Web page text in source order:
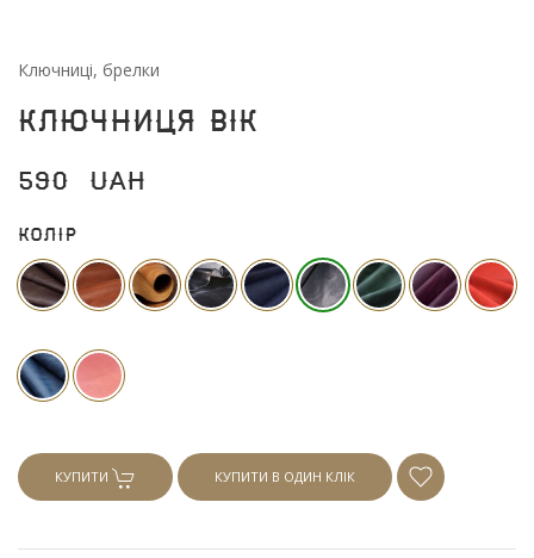
Ключниці, брелки
Ключниця Вік
590 UAH
Колір
КУПИТИ КУПИТИ В ОДИН КЛІК